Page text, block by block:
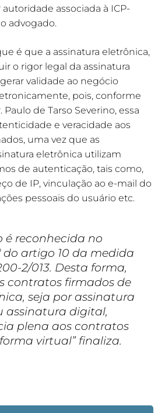
associada à ICP-
advogado.
é que a assinatura eletrônica,
o rigor legal da assinatura
validade ao negócio
pois, conforme
de Tarso Severino, essa
e veracidade aos
uma vez que as
eletrônica utilizam
de autenticação, tais como,
de IP, vinculação ao e-mail do
pessoais do usuário etc.
é reconhecida no
do artigo 10 da medida
2/013. Desta forma,
contratos firmados de
seja por assinatura
assinatura digital,
plena aos contratos
virtual” finaliza.